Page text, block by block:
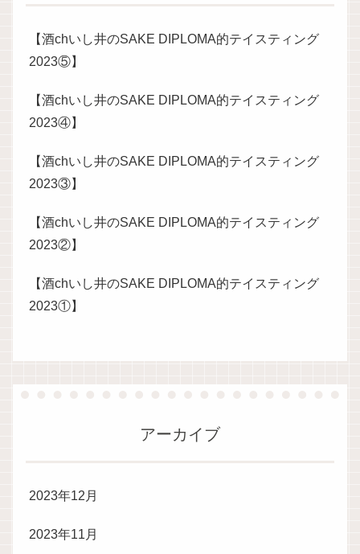
【酒chいし井のSAKE DIPLOMA的テイスティング
2023⑤】
【酒chいし井のSAKE DIPLOMA的テイスティング
2023④】
【酒chいし井のSAKE DIPLOMA的テイスティング
2023③】
【酒chいし井のSAKE DIPLOMA的テイスティング
2023②】
【酒chいし井のSAKE DIPLOMA的テイスティング
2023①】
アーカイブ
2023年12月
2023年11月